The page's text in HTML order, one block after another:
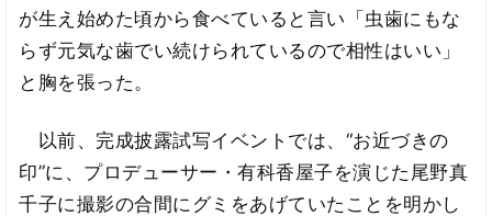
が生え始めた頃から食べていると言い「虫歯にもな
らず元気な歯でい続けられているので相性はいい」
と胸を張った。
以前、完成披露試写イベントでは、“お近づきの
印”に、プロデューサー・有科香屋子を演じた尾野真
千子に撮影の合間にグミをあげていたことを明かし